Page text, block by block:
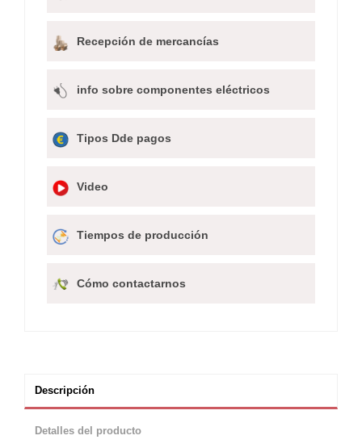
Recepción de mercancías
info sobre componentes eléctricos
Tipos Dde pagos
Video
Tiempos de producción
Cómo contactarnos
Descripción
Detalles del producto